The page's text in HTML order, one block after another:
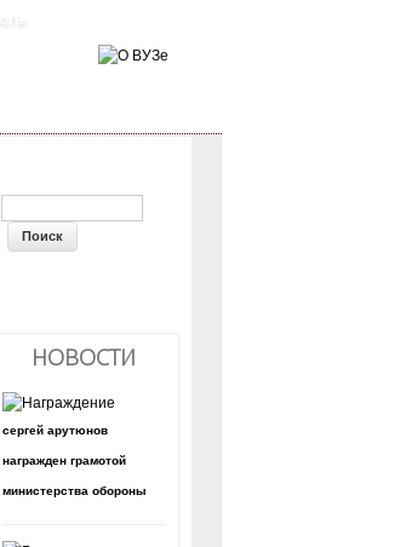
ФОРМА ПОИСКА
НОВОСТИ
сергей арутюнов
награжден грамотой
министерства обороны